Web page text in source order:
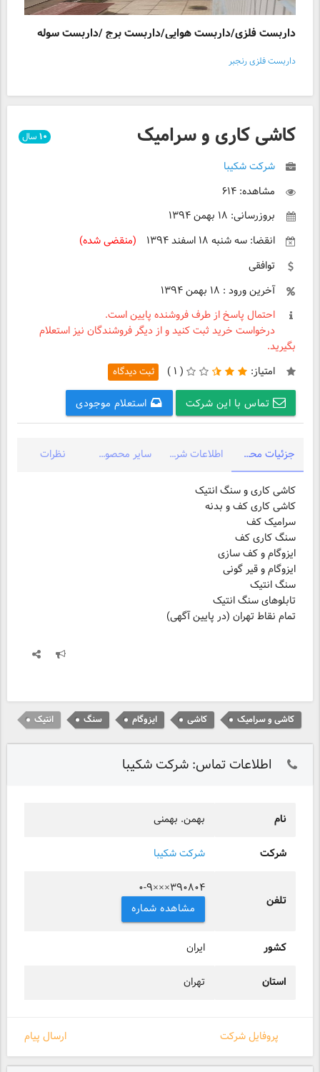
داربست فلزی/داربست هوایی/داربست برج /داربست سوله
داربست فلزی رنجبر
کاشی کاری و سرامیک
شرکت شکیبا
مشاهده: ۶۱۴
بروزرسانی: ۱۸ بهمن ۱۳۹۴
انقضا: سه شنبه ۱۸ اسفند ۱۳۹۴
(منقضی شده)
توافقی
آخرین ورود : ۱۸ بهمن ۱۳۹۴
احتمال پاسخ از طرف فروشنده پایین است.
درخواست خرید ثبت کنید و از دیگر فروشندگان نیز استعلام
بگیرید.
امتیاز:
( ۱ ) ثبت دیدگاه
تماس با این شرکت استعلام موجودی
۱۰ سال
جزئیات محصول اطلاعات شرکت سایر محصولات شرکت نظرات
کاشی کاری و سنگ انتیک
کاشی کاری کف و بدنه
سرامیک کف
سنگ کاری کف
ایزوگام و کف سازی
ایزوگام و قیر گونی
سنگ انتیک
تابلوهای سنگ انتیک
تمام نقاط تهران (در پایین آگهی)
کاشی و سرامیک کاشی ایزوگام سنگ انتیک
اطلاعات تماس: شرکت شکیبا
نام بهمن. بهمنی
شرکت شرکت شکیبا
تلفن
۰-۹×××۳۹۰۸۰۴
مشاهده شماره
کشور ایران
استان تهران
ارسال پیام پروفایل شرکت